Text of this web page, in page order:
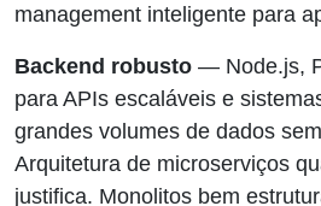
management inteligente para
Backend robusto — Node.js,
para APIs escaláveis e
grandes volumes de dados
Arquitetura de microserviços
justifica. Monolitos bem